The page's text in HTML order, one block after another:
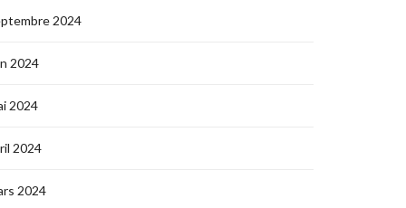
2024
2024
2024
2024
2024